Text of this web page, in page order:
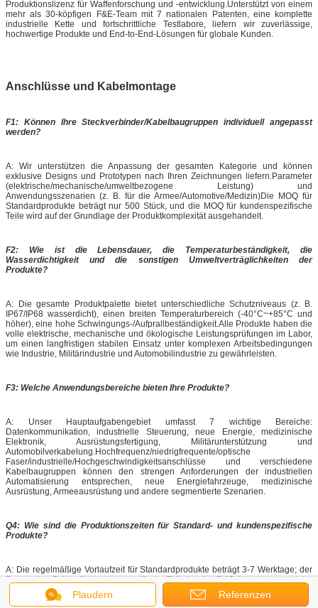
Dongguan Ritian Kommunikationstechnologie Co., Ltd.
Co., Ltd. ist ein führender inländischer Steckverbinderhersteller, der sich mit
dem Design und der Entwicklung von Verbindungslösungen beschäftigt.Sie
Unser umfassendes Produktportfolio umfasst Hochfrequenz-, Niederfrequenz-,
entsprechen vollständig den internationalen und inländischen
Industriestandards der IEC.Dienste für verschiedene Sektoren wie
Datenkommunikation, industrielle Steuerung, neue Energie, Medizintechnik,
Ausrüstungsfertigung, Luft- und Raumfahrt der Armee und Automobilsysteme,
mit Exporten nach Nord- und Südamerika, Europa, Ostasien und Südostasien.
9001B sowie die Klasse III-Klassifizierung für Vertraulichkeit und die Armee-
Produktionslizenz für Waffenforschung und -entwicklung.Unterstützt von einem
mehr als 30-köpfigen F&E-Team mit 7 nationalen Patenten, eine komplette
industrielle Kette und fortschrittliche Testlabore, liefern wir zuverlässige,
werden?
A: Wir unterstützen die Anpassung der gesamten Kategorie und können
exklusive Designs und Prototypen nach Ihren Zeichnungen liefern.Parameter
(elektrische/mechanische/umweltbezogene Leistung) und
Anwendungsszenarien (z. B. für die Armee/Automotive/Medizin)Die MOQ für
Standardprodukte beträgt nur 500 Stück, und die MOQ für kundenspezifische
F2: Wie ist die Lebensdauer, die Temperaturbeständigkeit, die
A: Die gesamte Produktpalette bietet unterschiedliche Schutzniveaus (z. B.
IP67/IP68 wasserdicht), einen breiten Temperaturbereich (-40°C~+85°C und
Plaudern Referenzen